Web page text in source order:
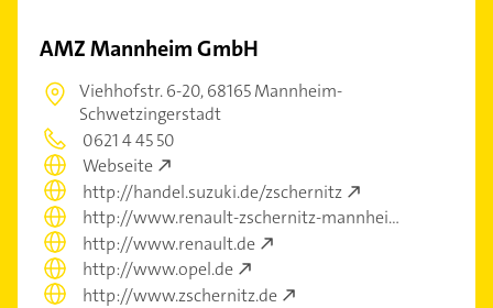
AMZ Mannheim GmbH
Viehhofstr. 6-20,68165 Mannheim-
Schwetzingerstadt
0621 4 45 50
Webseite
http://handel.suzuki.de/zschernitz
http://www.renault-zschernitz-mannheim.de
http://www.renault.de
http://www.opel.de
http://www.zschernitz.de